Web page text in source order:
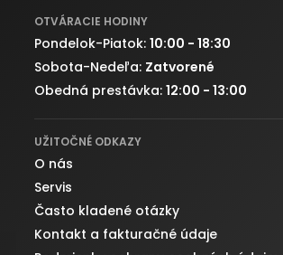
OTVÁRACIE HODINY
Pondelok-Piatok: 10:00 - 18:30
Sobota-Nedeľa: Zatvorené
Obedná prestávka: 12:00 - 13:00
UŽITOČNÉ ODKAZY
O nás
Servis
Často kladené otázky
Kontakt a fakturačné údaje